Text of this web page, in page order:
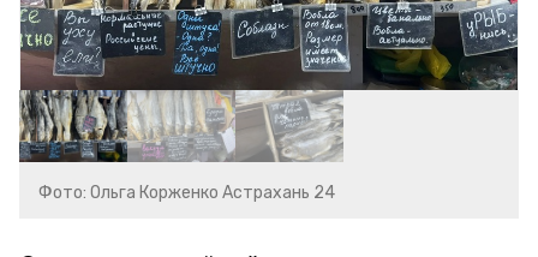
Фото: Ольга Корженко Астрахань 24